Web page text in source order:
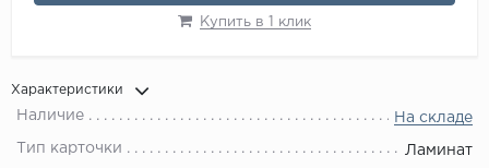
Купить в 1 клик
Характеристики
Наличие На складе
Тип карточки Ламинат